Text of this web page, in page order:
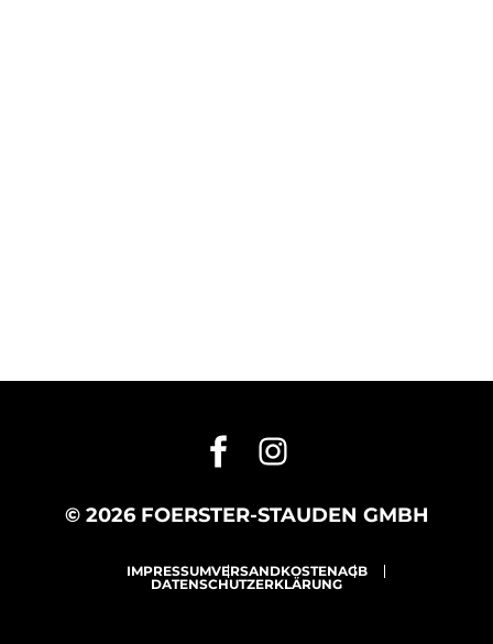
© 2026 FOERSTER-STAUDEN GMBH
IMPRESSUMVERSANDKOSTENAGB
DATENSCHUTZERKLÄRUNG